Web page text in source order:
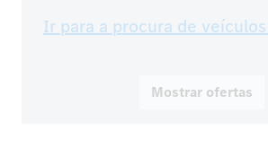
Ir para a procura de
Mostrar ofertas